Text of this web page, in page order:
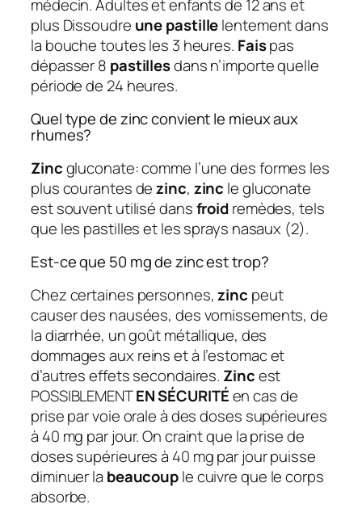
médecin. Adultes et enfants de 12 ans et
plus Dissoudre une pastillelentement dans
la bouche toutes les 3 heures. Faispas
dépasser 8 pastillesdans n’importe quelle
période de 24 heures.
Quel type de zinc convient le mieux aux
rhumes?
Zincgluconate: comme l’une des formes les
plus courantes dezinc, zinc le gluconate
est souvent utilisé dansfroidremèdes, tels
que les pastilles et les sprays nasaux (2).
Est-ce que 50 mg de zinc est trop?
Chez certaines personnes,zinc peut
causer des nausées, des vomissements, de
la diarrhée, un goût métallique, des
dommages aux reins et à l’estomac et
d’autres effets secondaires. Zincest
POSSIBLEMENTEN SÉCURITÉen cas de
prise par voie orale à des doses supérieures
à 40 mg par jour. On craint que la prise de
doses supérieures à 40 mg par jour puisse
diminuer la beaucouple cuivre que le corps
absorbe.